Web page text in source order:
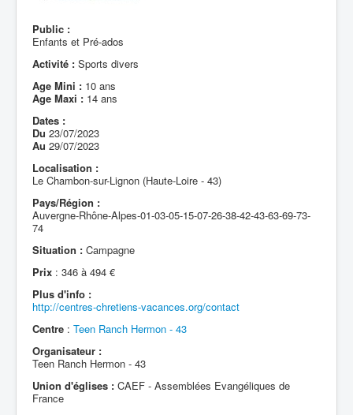
Public :
Enfants et Pré-ados
Activité : Sports divers
Age Mini : 10 ans
Age Maxi : 14 ans
Dates :
Du 23/07/2023
Au 29/07/2023
Localisation :
Le Chambon-sur-Lignon (Haute-Loire - 43)
Pays/Région :
Auvergne-Rhône-Alpes-01-03-05-15-07-26-38-42-43-63-69-73-
74
Situation : Campagne
Prix : 346 à 494 €
Plus d'info :
http://centres-chretiens-vacances.org/contact
Centre : Teen Ranch Hermon - 43
Organisateur :
Teen Ranch Hermon - 43
Union d'églises : CAEF - Assemblées Evangéliques de
France